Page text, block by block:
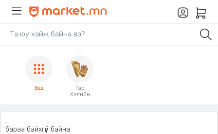
Бүгд
Гар
Хөлийн
бараа байхгүй байна